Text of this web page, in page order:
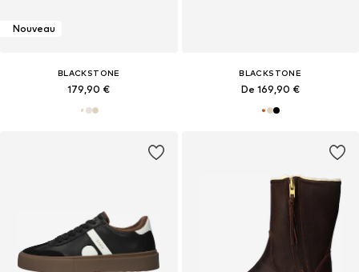
Nouveau
BLACKSTONE
179,90 €
BLACKSTONE
De 169,90 €